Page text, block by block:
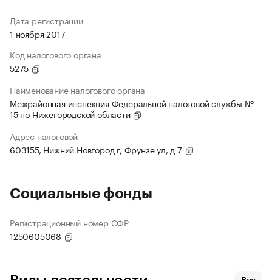
Дата регистрации
1 ноября 2017
Код налогового органа
5275
Наименование налогового органа
Межрайонная инспекция Федеральной налоговой службы №
15 по Нижегородской области
Адрес налоговой
603155, Нижний Новгород г, Фрунзе ул, д 7
Социальные фонды
Регистрационный номер СФР
1250605068